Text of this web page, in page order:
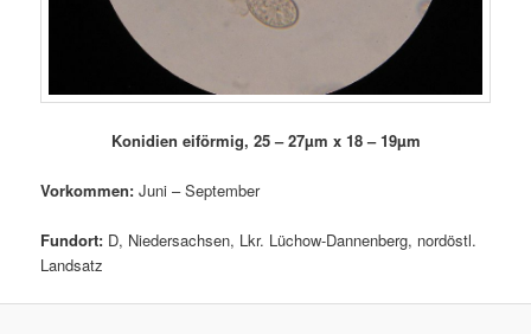
Konidien eiförmig, 25 – 27µm x 18 – 19µm
Vorkommen: Juni – September
Fundort: D, Niedersachsen, Lkr. Lüchow-Dannenberg, nordöstl.
Landsatz